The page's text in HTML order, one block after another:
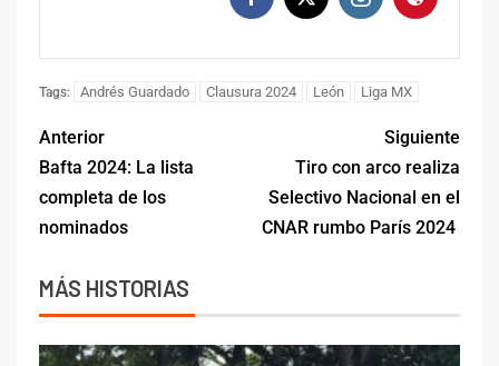
Tags: Andrés Guardado Clausura 2024 León Liga MX
Anterior
Bafta 2024: La lista
completa de los
nominados
Siguiente
Tiro con arco realiza
Selectivo Nacional en el
CNAR rumbo París 2024
MÁS HISTORIAS